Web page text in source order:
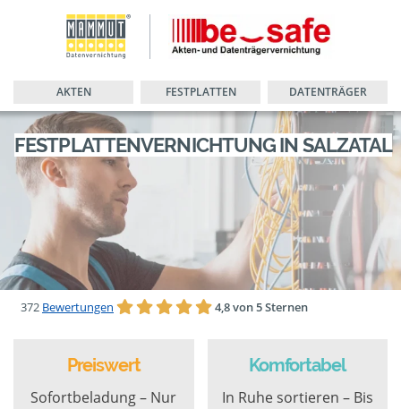
AKTEN FESTPLATTEN DATENTRÄGER
FESTPLATTENVERNICHTUNG IN SALZATAL
372 Bewertungen 4,8 von 5 Sternen
Preiswert
Sofortbeladung – Nur
Komfortabel
In Ruhe sortieren – Bis